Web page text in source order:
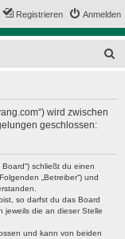
Anmelden
Registrieren
wird zwischen
geschlossen:
Board“) schließt du einen
„Betreiber“) und
so darfst du das Board
jeweils die an dieser Stelle
und kann von beiden